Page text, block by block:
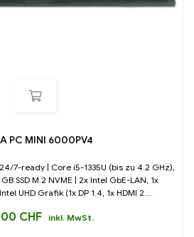
PC MINI 6000PV4
7-ready | Core i5-1335U (bis zu 4.2 GHz),
SSD M.2 NVME | 2x Intel GbE-LAN, 1x
UHD Grafik (1x DP 1.4, 1x HDMI 2....
CHF inkl. MwSt.